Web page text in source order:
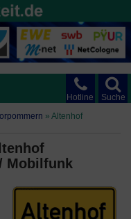
Suche
Hotline
» Altenhof
Mobilfunk